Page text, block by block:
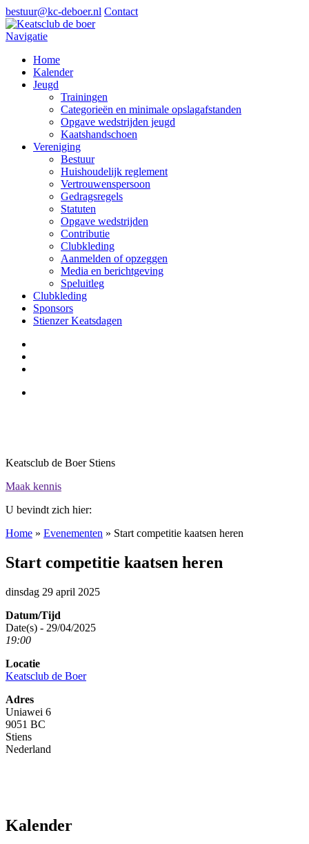
bestuur@kc-deboer.nl Contact
Navigatie
Home
Kalender
Jeugd
Trainingen
Categorieën en minimale opslagafstanden
Opgave wedstrijden jeugd
Kaatshandschoen
Vereniging
Bestuur
Huishoudelijk reglement
Vertrouwenspersoon
Gedragsregels
Statuten
Opgave wedstrijden
Contributie
Clubkleding
Aanmelden of opzeggen
Media en berichtgeving
Speluitleg
Clubkleding
Sponsors
Stienzer Keatsdagen
Keatsclub de Boer Stiens
Maak kennis
U bevindt zich hier:
Home » Evenementen » Start competitie kaatsen heren
Start competitie kaatsen heren
dinsdag 29 april 2025
Datum/Tijd
Date(s) - 29/04/2025
19:00
Locatie
Keatsclub de Boer
Adres
Uniawei 6
9051 BC
Stiens
Nederland
Kalender